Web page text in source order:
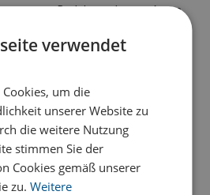
Badehose Jungen Arena
18,96 € 12,35 €
verwendet
um die
unserer Website zu
die weitere Nutzung
stimmen Sie der
Cookies gemäß unserer
zu.Weitere